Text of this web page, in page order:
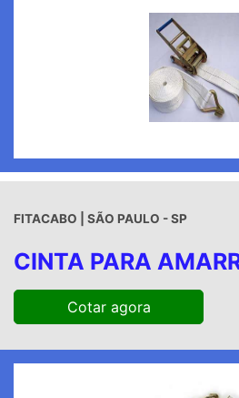
FITACABO | SÃO PAULO - SP
CINTA PARA
Cotar agora